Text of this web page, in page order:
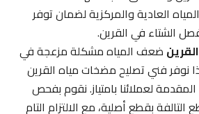
العادية والمركزية لضمان توفر
الشتاء في القرين.
ضعف المياه مشكلة مزعجة في
نوفر فني تصليح مضخات مياه القرين
لعملائنا بامتياز. نقوم بفحص
بقطع أصلية، مع الالتزام التام